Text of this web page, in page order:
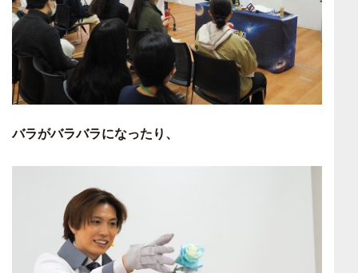
バラがバラバラになったり、